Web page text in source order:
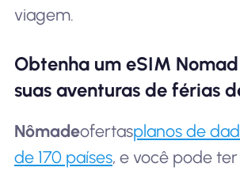
viagem.
Obtenha um eSIM
suas aventuras de férias
Nômadeofertasplanos de
de 170 países, e você pode